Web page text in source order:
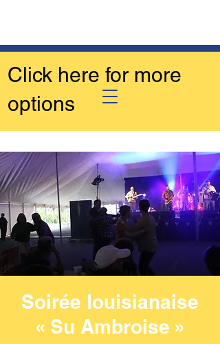
Click here for more
options
Soirée louisianaise
« Su Ambroise »